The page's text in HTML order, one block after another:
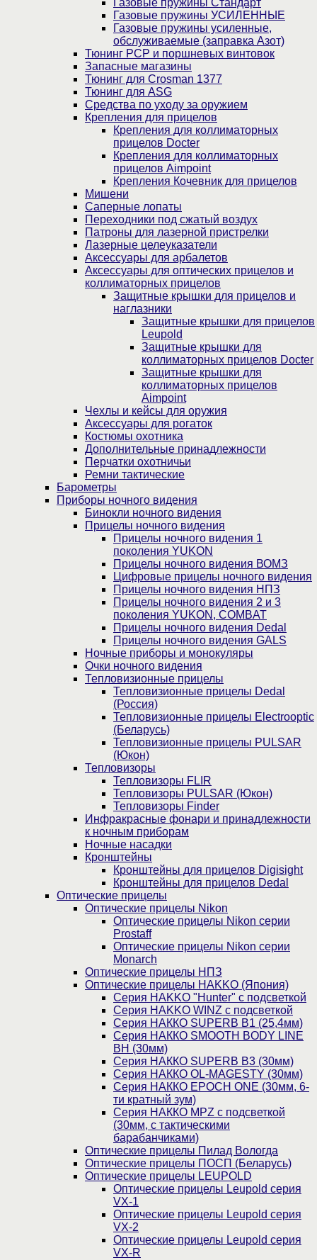
Газовые пружины УСИЛЕННЫЕ
Газовые пружины усиленные,
обслуживаемые (заправка Азот)
Тюнинг PCP и поршневых винтовок
Запасные магазины
Тюнинг для Crosman 1377
Тюнинг для ASG
Средства по уходу за оружием
Крепления для прицелов
Крепления для коллиматорных
прицелов Docter
Крепления для коллиматорных
прицелов Aimpoint
Крепления Кочевник для прицелов
Мишени
Саперные лопаты
Переходники под сжатый воздух
Патроны для лазерной пристрелки
Лазерные целеуказатели
Аксессуары для арбалетов
Аксессуары для оптических прицелов и
коллиматорных прицелов
Защитные крышки для прицелов и
наглазники
Защитные крышки для прицелов
Leupold
Защитные крышки для
коллиматорных прицелов Docter
Защитные крышки для
коллиматорных прицелов
Aimpoint
Чехлы и кейсы для оружия
Аксессуары для рогаток
Костюмы охотника
Дополнительные принадлежности
Перчатки охотничьи
Ремни тактические
Барометры
Приборы ночного видения
Бинокли ночного видения
Прицелы ночного видения
Прицелы ночного видения 1
поколения YUKON
Прицелы ночного видения ВОМЗ
Цифровые прицелы ночного видения
Прицелы ночного видения НПЗ
Прицелы ночного видения 2 и 3
поколения YUKON, COMBAT
Прицелы ночного видения Dedal
Прицелы ночного видения GALS
Ночные приборы и монокуляры
Очки ночного видения
Тепловизионные прицелы
Тепловизионные прицелы Dedal
(Россия)
Тепловизионные прицелы Electrooptic
(Беларусь)
Тепловизионные прицелы PULSAR
(Юкон)
Тепловизоры
Тепловизоры FLIR
Тепловизоры PULSAR (Юкон)
Тепловизоры Finder
Инфракрасные фонари и принадлежности
к ночным приборам
Ночные насадки
Кронштейны
Кронштейны для прицелов Digisight
Кронштейны для прицелов Dedal
Оптические прицелы
Оптические прицелы Nikon
Оптические прицелы Nikon серии
Prostaff
Оптические прицелы Nikon серии
Monarch
Оптические прицелы НПЗ
Оптические прицелы HAKKO (Япония)
Cерия HAKKO "Hunter" с подсветкой
Серия НAKKO WINZ с подсветкой
Серия НАККО SUPERB B1 (25,4мм)
Серия НАККО SMOOTH BODY LINE
BH (30мм)
Серия НАККО SUPERB B3 (30мм)
Серия НАККО OL-MAGESTY (30мм)
Серия НАККО EPOCH ONE (30мм, 6-
ти кратный зум)
Серия НАККО MPZ с подсветкой
(30мм, c тактическими
барабанчиками)
Оптические прицелы Пилад Вологда
Оптические прицелы ПОСП (Беларусь)
Оптические прицелы LEUPOLD
Оптические прицелы Leupold серия
VX-1
Оптические прицелы Leupold серия
VX-2
Оптические прицелы Leupold серия
VX-R